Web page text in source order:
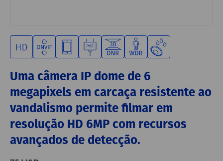
Uma câmera IP dome de 6
megapixels em carcaça resistente ao
vandalismo permite filmar em
resolução HD 6MP com recursos
avançados de detecção.